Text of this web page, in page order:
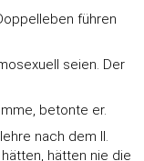
führen
seien. Der
betonte er.
nach dem II.
hätten nie die